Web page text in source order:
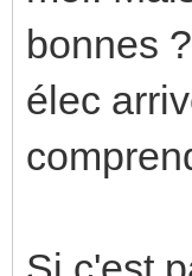
bonnes
élec